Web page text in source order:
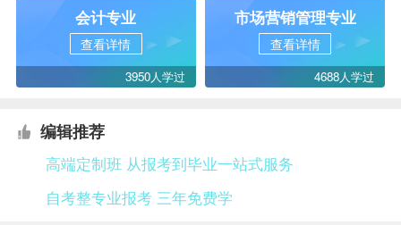
会计专业
查看详情
3950人学过
市场营销管理专业
查看详情
4688人学过
编辑推荐
高端定制班 从报考到毕业一站式服务
自考整专业报考 三年免费学